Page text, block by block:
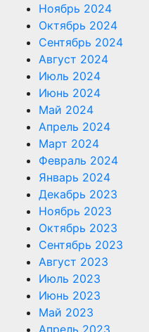
Ноябрь 2024
Октябрь 2024
Сентябрь 2024
Август 2024
Июль 2024
Июнь 2024
Май 2024
Апрель 2024
Март 2024
Февраль 2024
Январь 2024
Декабрь 2023
Ноябрь 2023
Октябрь 2023
Сентябрь 2023
Август 2023
Июль 2023
Июнь 2023
Май 2023
Апрель 2023